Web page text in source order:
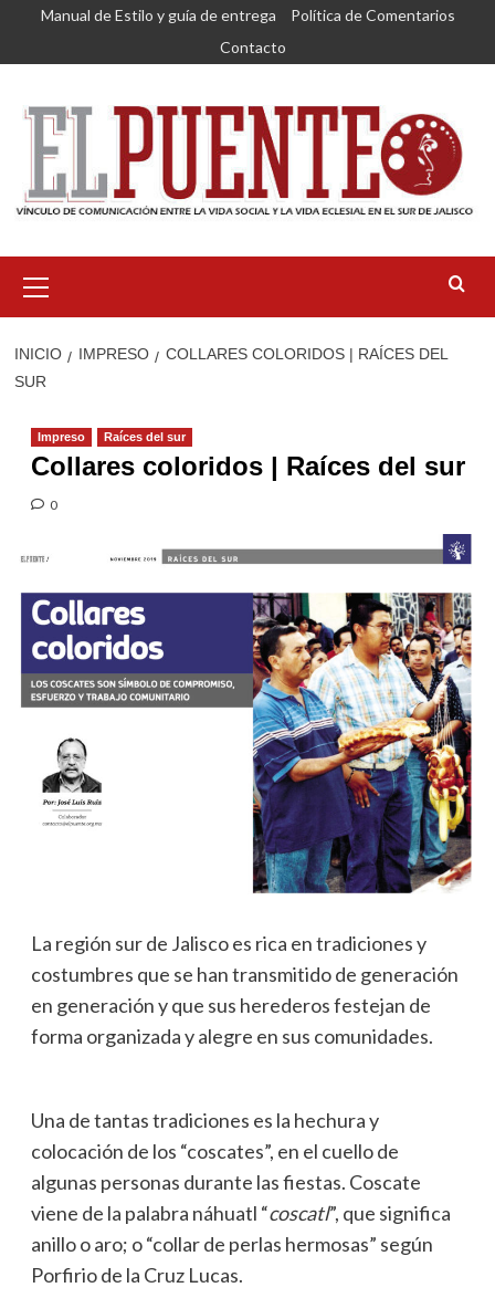
Saltar
contenido
Manual de Estilo y guía de entrega
Política de Comentarios
Contacto
primario
INICIO IMPRESO
COLLARES COLORIDOS | RAÍCES DEL
SUR
Impreso Raíces del sur
Collares coloridos | Raíces del sur
0
La región sur de Jalisco es rica en tradiciones y
costumbres que se han transmitido de generación
en generación y que sus herederos festejan de
forma organizada y alegre en sus comunidades.
Una de tantas tradiciones es la hechura y
colocación de los “coscates”, en el cuello de
algunas personas durante las fiestas. Coscate
viene de la palabra náhuatl “coscatl”, que significa
anillo o aro; o “collar de perlas hermosas” según
Porfirio de la Cruz Lucas.